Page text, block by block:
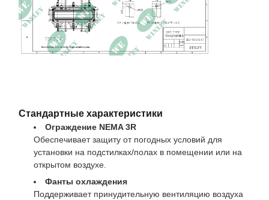
Стандартные характеристики
Ограждение NEMA 3R
Обеспечивает защиту от погодных условий для
установки на подстилках/полах в помещении или на
открытом воздухе.
Фанты охлаждения
Поддерживает принудительную вентиляцию воздуха